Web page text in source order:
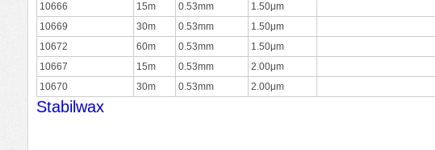
10666
15m 0.53mm 1.50μm
10669
30m 0.53mm 1.50μm
10672
60m 0.53mm 1.50μm
10667
15m 0.53mm 2.00μm
10670
30m 0.53mm 2.00μm
Stabilwax